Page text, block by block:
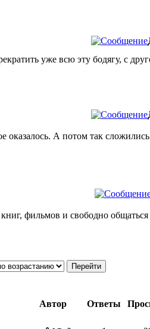
уже всю эту бодягу, с
оказалось. А потом так
фильмов и свободно общаться
Автор Ответы